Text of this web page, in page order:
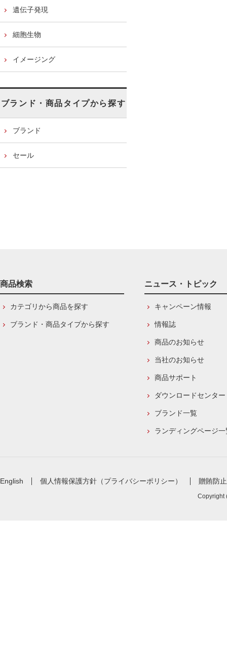
遺伝子発現
細胞生物
イメージング
ブランド・商品タイプから探す
ブランド
セール
商品検索
カテゴリから商品を探す
ブランド・商品タイプから探す
ニュース・トピック
キャンペーン情報
情報誌
商品のお知らせ
当社のお知らせ
商品サポート
ダウンロードセンター
ブランド一覧
ランディングページ一
English 個人情報保護方針（プライバシーポリシー） 贈賄防
Copyright